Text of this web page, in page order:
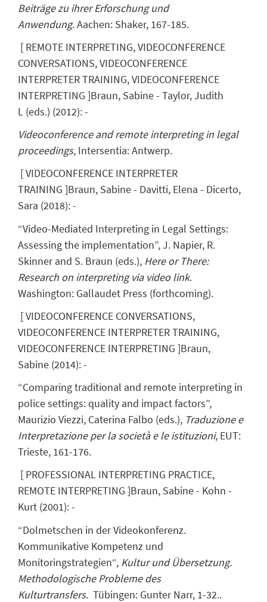
Beiträge zu ihrer Erforschung und
Anwendung. Aachen: Shaker, 167-185.
[ REMOTE INTERPRETING, VIDEOCONFERENCE
CONVERSATIONS, VIDEOCONFERENCE
INTERPRETER TRAINING, VIDEOCONFERENCE
INTERPRETING ]Braun, Sabine- Taylor, Judith
L (eds.) (2012):-
Videoconference and remote interpreting in legal
proceedings, Intersentia: Antwerp.
[VIDEOCONFERENCE INTERPRETER
TRAINING ]Braun, Sabine- Davitti, Elena - Dicerto,
Sara (2018):-
“Video-Mediated Interpreting in Legal Settings:
Assessing the implementation”, J. Napier, R.
Skinner and S. Braun (eds.), Here or There:
Research on interpreting via video link.
Washington: Gallaudet Press (forthcoming).
[VIDEOCONFERENCE CONVERSATIONS,
VIDEOCONFERENCE INTERPRETER TRAINING,
VIDEOCONFERENCE INTERPRETING ]Braun,
Sabine (2014):-
“Comparing traditional and remote interpreting in
police settings: quality and impact factors”,
Maurizio Viezzi, Caterina Falbo (eds.), Traduzione e
Interpretazione per la società e le istituzioni, EUT:
Trieste, 161-176.
[ PROFESSIONAL INTERPRETING PRACTICE,
REMOTE INTERPRETING ]Braun, Sabine- Kohn -
Kurt (2001):-
“Dolmetschen in der Videokonferenz.
Kommunikative Kompetenz und
Monitoringstrategien“, Kultur und Übersetzung.
Methodologische Probleme des
Kulturtransfers. Tübingen: Gunter Narr, 1-32..